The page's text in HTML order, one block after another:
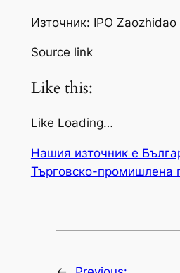
Източник: IPO Zaozhidao
Source link
Like this:
Like Loading…
Нашия източник е
Търговско-промишлена